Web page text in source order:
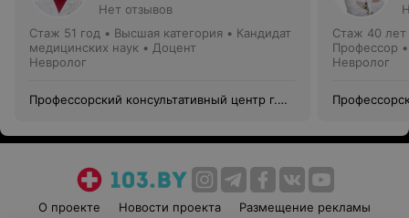
Нет отзывов
Стаж 51 год • Высшая категория • Кандидат
медицинских наук • Доцент
Невролог
Профессорский консультативный центр г.
Стаж 40 лет
Профессор
Невролог
О проекте Новости проекта
Размещение рекламы